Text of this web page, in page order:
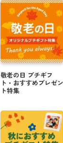
敬老の日 プチギフ
ト・おすすめプレゼン
ト特集